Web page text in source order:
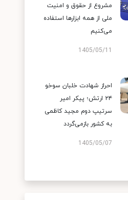
مشروع از حقوق و امنیت
ملی از همه ابزارها استفاده
می‌کنیم
1405/05/11
احراز شهادت خلبان سوخو
۲۴ ارتش؛ پیکر امیر
سرتیپ دوم مجید کاظمی
به کشور بازمی‌گردد
1405/05/07